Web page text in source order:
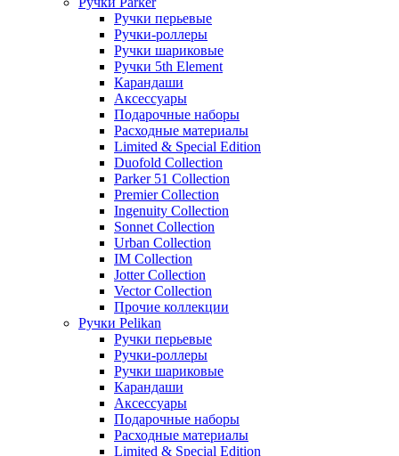
Ручки перьевые
Ручки-роллеры
Ручки шариковые
Ручки 5th Element
Карандаши
Аксессуары
Подарочные наборы
Расходные материалы
Limited & Special Edition
Duofold Collection
Parker 51 Collection
Premier Collection
Ingenuity Collection
Sonnet Collection
Urban Collection
IM Collection
Jotter Collection
Vector Collection
Прочие коллекции
Ручки Pelikan
Ручки перьевые
Ручки-роллеры
Ручки шариковые
Карандаши
Аксессуары
Подарочные наборы
Расходные материалы
Limited & Special Edition